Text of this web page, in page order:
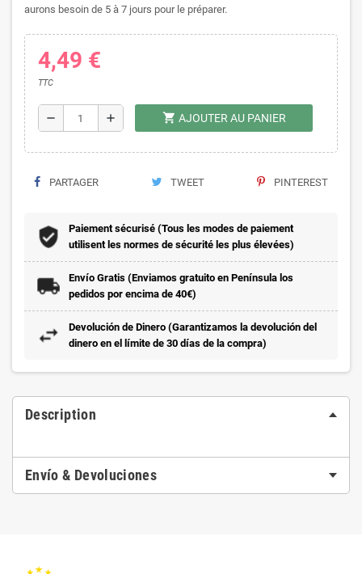
aurons besoin de 5 à 7 jours pour le préparer.
4,49 €
TTC
remove add shopping_cart AJOUTER AU PANIER
PARTAGER TWEET PINTEREST
Paiement sécurisé (Tous les modes de paiement
utilisent les normes de sécurité les plus élevées)
Envío Gratis (Enviamos gratuito en Península los
pedidos por encima de 40€)
Devolución de Dinero (Garantizamos la devolución del
dinero en el límite de 30 días de la compra)
Description
Envío & Devoluciones